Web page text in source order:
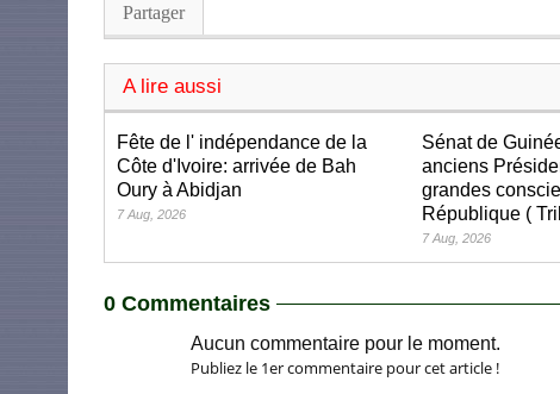
Partager
A lire aussi
Fête de l' indépendance de la
Côte d'Ivoire: arrivée de Bah
Oury à Abidjan
7 Aug, 2026
Sénat de
anciens
grandes
République (
7 Aug, 2026
0 Commentaires
Aucun commentaire pour le moment.
Publiez le 1er commentaire pour cet article !